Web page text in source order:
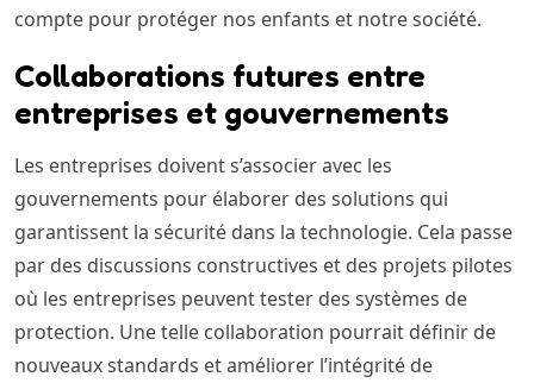
compte pour protéger nos enfants et notre société.
Collaborations futures entre
entreprises et gouvernements
Les entreprises doivent s’associer avec les
gouvernements pour élaborer des solutions qui
garantissent la sécurité dans la technologie. Cela passe
par des discussions constructives et des projets pilotes
où les entreprises peuvent tester des systèmes de
protection. Une telle collaboration pourrait définir de
nouveaux standards et améliorer l’intégrité de